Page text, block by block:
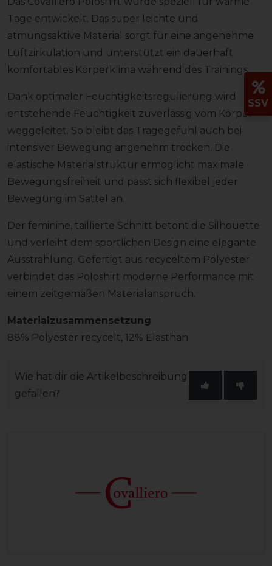
Tage entwickelt. Das super leichte und
atmungsaktive Material sorgt für eine angenehme
Luftzirkulation und unterstützt ein dauerhaft
komfortables Körperklima während des Trainings.
Dank optimaler Feuchtigkeitsregulierung wird
entstehende Feuchtigkeit zuverlässig vom Körper
weggeleitet. So bleibt das Tragegefühl auch bei
intensiver Bewegung angenehm trocken. Die
elastische Materialstruktur ermöglicht maximale
Bewegungsfreiheit und passt sich flexibel jeder
Bewegung im Sattel an.
Der feminine, taillierte Schnitt betont die Silhouette
und verleiht dem sportlichen Design eine elegante
Ausstrahlung. Gefertigt aus recyceltem Polyester
verbindet das Poloshirt moderne Performance mit
einem zeitgemäßen Materialanspruch.
Materialzusammensetzung
88% Polyester recycelt, 12% Elasthan
Wie hat dir die Artikelbeschreibung
gefallen?
SSV